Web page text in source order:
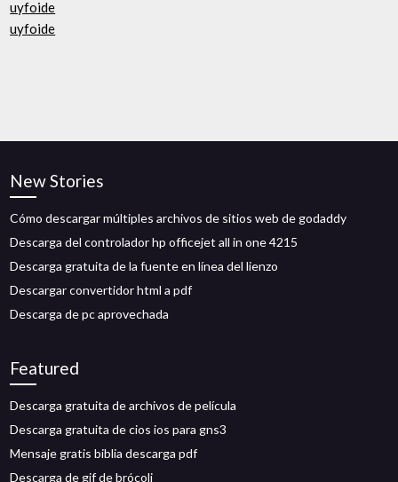
uyfoide
uyfoide
New Stories
Cómo descargar múltiples archivos de sitios web de godaddy
Descarga del controlador hp officejet all in one 4215
Descarga gratuita de la fuente en línea del lienzo
Descargar convertidor html a pdf
Descarga de pc aprovechada
Featured
Descarga gratuita de archivos de película
Descarga gratuita de cios ios para gns3
Mensaje gratis biblia descarga pdf
Descarga de gif de brócoli